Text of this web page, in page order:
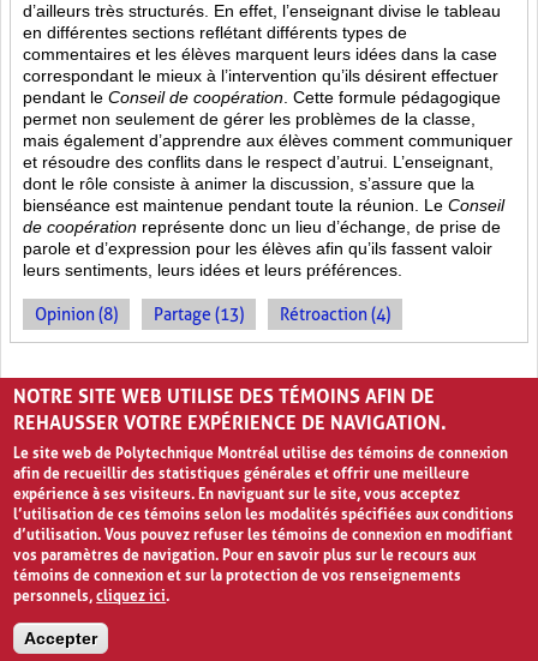
d’ailleurs très structurés. En effet, l’enseignant divise le tableau
en différentes sections reflétant différents types de
commentaires et les élèves marquent leurs idées dans la case
correspondant le mieux à l’intervention qu’ils désirent effectuer
pendant le Conseil de coopération . Cette formule pédagogique
permet non seulement de gérer les problèmes de la classe,
mais également d’apprendre aux élèves comment communiquer
et résoudre des conflits dans le respect d’autrui. L’enseignant,
dont le rôle consiste à animer la discussion, s’assure que la
bienséance est maintenue pendant toute la réunion. Le Conseil
de coopération représente donc un lieu d’échange, de prise de
parole et d’expression pour les élèves afin qu’ils fassent valoir
leurs sentiments, leurs idées et leurs préférences.
Opinion (8) Partage (13) Rétroaction (4)
PAGES
« ‹ 1 2
NOTRE SITE WEB UTILISE DES TÉMOINS AFIN DE
REHAUSSER VOTRE EXPÉRIENCE DE NAVIGATION.
Le site web de Polytechnique Montréal utilise des témoins de connexion
afin de recueillir des statistiques générales et offrir une meilleure
expérience à ses visiteurs. En naviguant sur le site, vous acceptez
l’utilisation de ces témoins selon les modalités spécifiées aux conditions
d’utilisation. Vous pouvez refuser les témoins de connexion en modifiant
vos paramètres de navigation. Pour en savoir plus sur le recours aux
témoins de connexion et sur la protection de vos renseignements
personnels,cliquez ici.
Accepter